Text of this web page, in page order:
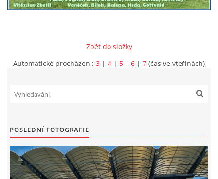
MLADŠÍ ŽÁCI "B"
STARŠÍ PŘÍPRAVKA R 2012 + 2013
PODPORUJÍ NÁŠ KLUB
ARCHÍV
DOTACE
Zpět do složky
Automatické procházení: 3 | 4 | 5 | 6 | 7 (čas ve vteřinách)
POSLEDNÍ FOTOGRAFIE